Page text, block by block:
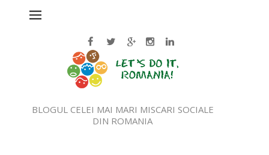
BLOGUL CELEI MAI MARI MISCARI SOCIALE
DIN ROMANIA